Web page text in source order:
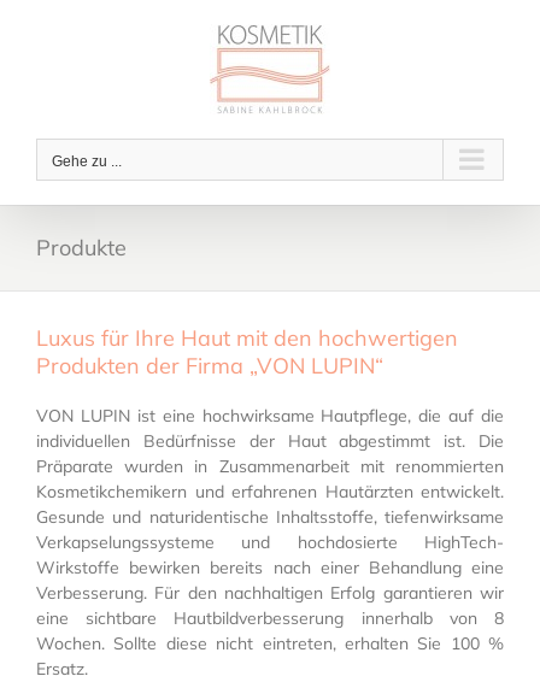
Gehe zu ...
Produkte
Luxus für Ihre Haut mit den hochwertigen
Produkten der Firma „VON LUPIN“
VON LUPIN ist eine hochwirksame Hautpflege, die auf die
individuellen Bedürfnisse der Haut abgestimmt ist. Die
Präparate wurden in Zusammenarbeit mit renommierten
Kosmetikchemikern und erfahrenen Hautärzten entwickelt.
Gesunde und naturidentische Inhaltsstoffe, tiefenwirksame
Verkapselungssysteme und hochdosierte HighTech-
Wirkstoffe bewirken bereits nach einer Behandlung eine
Verbesserung. Für den nachhaltigen Erfolg garantieren wir
eine sichtbare Hautbildverbesserung innerhalb von 8
Wochen. Sollte diese nicht eintreten, erhalten Sie 100 %
Ersatz.